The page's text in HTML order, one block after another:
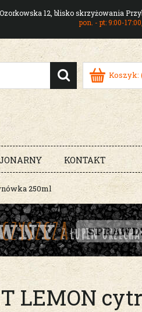
12, blisko skrzyżowania
pon. - pt: 9:00-
Koszyk:
KONTAKT
250ml
LEMON